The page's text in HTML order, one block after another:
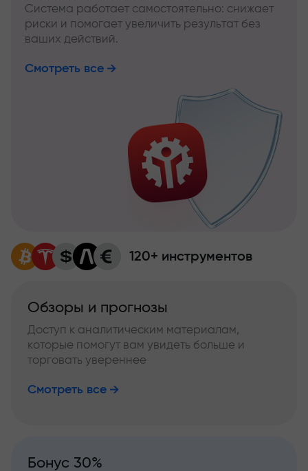
Система работает самостоятельно: снижает
риски и помогает увеличить результат без
ваших действий.
Смотреть все
120+ инструментов
Обзоры и прогнозы
Доступ к аналитическим материалам,
которые помогут вам увидеть больше и
торговать увереннее
Смотреть все
Бонус 30%